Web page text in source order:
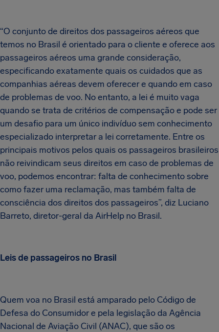
“O conjunto de direitos dos passageiros aéreos que
temos no Brasil é orientado para o cliente e oferece aos
passageiros aéreos uma grande consideração,
especificando exatamente quais os cuidados que as
companhias aéreas devem oferecer e quando em caso
de problemas de voo. No entanto, a lei é muito vaga
quando se trata de critérios de compensação e pode ser
um desafio para um único indivíduo sem conhecimento
especializado interpretar a lei corretamente. Entre os
principais motivos pelos quais os passageiros brasileiros
não reivindicam seus direitos em caso de problemas de
voo, podemos encontrar: falta de conhecimento sobre
como fazer uma reclamação, mas também falta de
consciência dos direitos dos passageiros”, diz Luciano
Barreto, diretor-geral da AirHelp no Brasil.
Leis de passageiros no Brasil
Quem voa no Brasil está amparado pelo Código de
Defesa do Consumidor e pela legislação da Agência
Nacional de Aviação Civil (ANAC), que são os